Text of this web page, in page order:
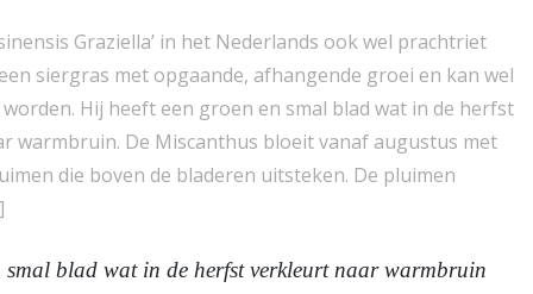
Graziella’ in het Nederlands ook wel prachtriet
siergras met opgaande, afhangende groei en kan wel
Hij heeft een groen en smal blad wat in de herfst
warmbruin. De Miscanthus bloeit vanaf augustus met
die boven de bladeren uitsteken. De pluimen
smal blad wat in de herfst verkleurt naar warmbruin